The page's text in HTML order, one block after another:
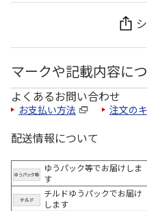
マークや記載内容に
よくあるお問い合わせ
お支払い方法 注文の
配送情報について
ゆうパック等でお届けしま
す
チルドゆうパックでお届け
します